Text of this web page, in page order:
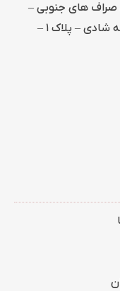
صراف های جنوبی –
خیابان ۲۵ غربی (قره تپه‌ای) – نبش کوچه شادی – پلاک ۱ –